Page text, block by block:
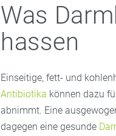
Was
hassen
Einseitige, fett- und
Antibiotika können dazu
abnimmt. Eine
dagegen eine gesunde